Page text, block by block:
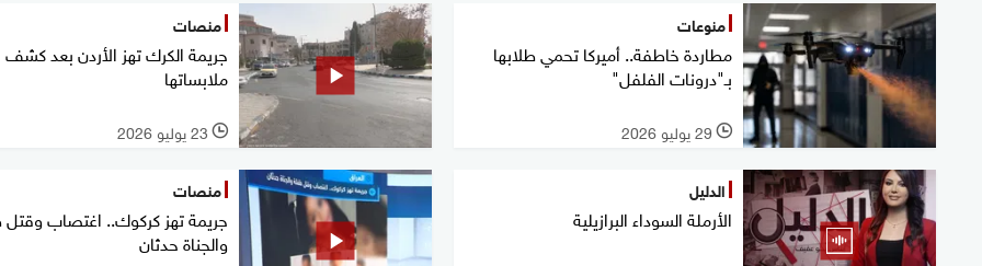
منوعات
مطاردة خاطفة.. أميركا تحمي طلابها
بـ"درونات الفلفل"
l 29 يوليو 2026
منصات
جريمة الكرك تهز الأردن بعد كشف
ملابساتها
l 23 يوليو 2026
الدليل
الأرملة السوداء البرازيلية
منصات
جريمة تهز كركوك.. اغتصاب
والجناة حدثان